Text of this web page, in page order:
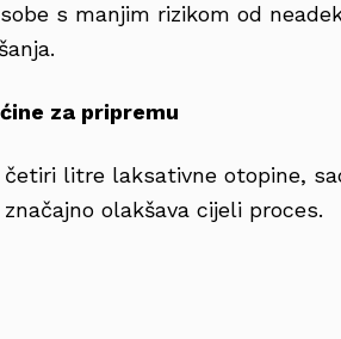
s manjim rizikom od
za pripremu
četiri litre laksativne otopine,
olakšava cijeli proces.